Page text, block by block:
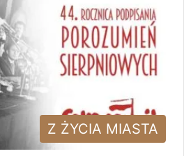
Z ŻYCIA MIASTA